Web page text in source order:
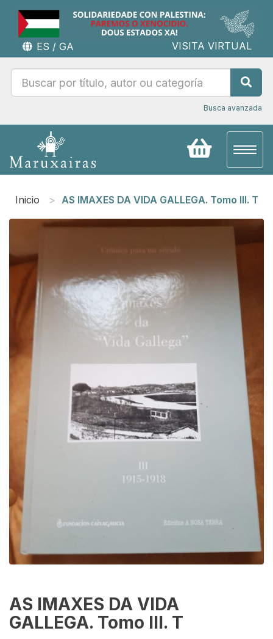
ES / GA VISITA VIRTUAL
Busca avanzada
Inicio AS IMAXES DA VIDA GALLEGA. Tomo III. T
AS IMAXES DA VIDA
GALLEGA. Tomo III. T